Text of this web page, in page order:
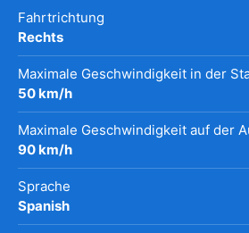
Fahrtrichtung
Rechts
Maximale Geschwindigkeit in der
50 km/h
Maximale Geschwindigkeit auf der
90 km/h
Sprache
Spanish